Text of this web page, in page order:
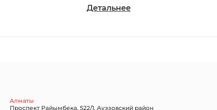
Детальнее
Алматы
Проспект Райымбека, 522/1, Ауэзовский район